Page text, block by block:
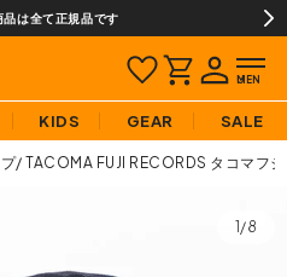
品は全て正規品です
KIDS GEAR SALE
TACOMA FUJI RECORDS タコマフ
1/8